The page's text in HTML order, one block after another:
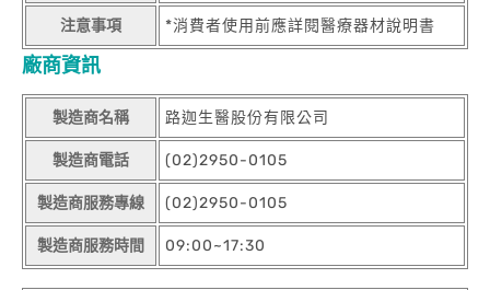
注意事項 *消費者使用前應詳閱醫療器材說明書
廠商資訊
製造商名稱 路迦生醫股份有限公司
製造商電話 (02)2950-0105
製造商服務專線 (02)2950-0105
製造商服務時間 09:00~17:30